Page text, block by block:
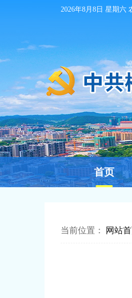
2026年8月8日 星期六
首页
当前位置： 网站